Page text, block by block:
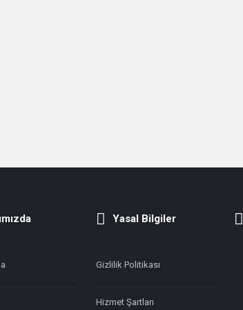
Yasal Bilgiler
Gizlilik Politikası
Hizmet Şartları